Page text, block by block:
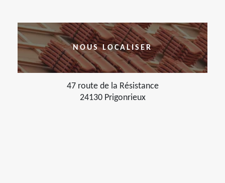
NOUS LOCALISER
47 route de la Résistance
24130 Prigonrieux